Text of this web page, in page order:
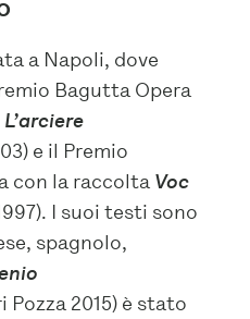
a Napoli, dove
Bagutta Opera
L’arciere
e il Premio
con la raccolta Voc
I suoi testi sono
spagnolo,
Pozza 2015) è stato